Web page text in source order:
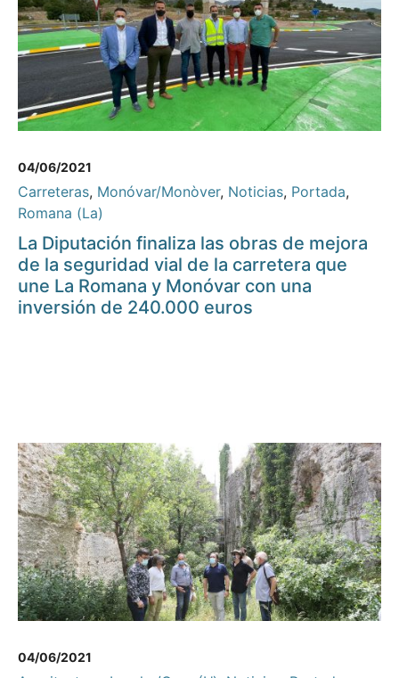
04/06/2021
Carreteras, Monóvar/Monòver, Noticias, Portada,
Romana (La)
La Diputación finaliza las obras de mejora
de la seguridad vial de la carretera que
une La Romana y Monóvar con una
inversión de 240.000 euros
04/06/2021